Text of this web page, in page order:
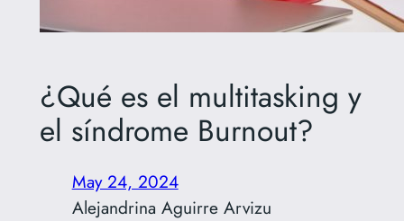
¿Qué es el multitasking y
el síndrome Burnout?
May 24, 2024
Alejandrina Aguirre Arvizu